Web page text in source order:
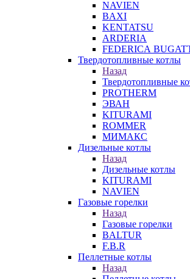
NAVIEN
BAXI
KENTATSU
ARDERIA
FEDERICА
Твердотопливные котлы
Назад
Твердотопливные
PROTHERM
ЭВАН
KITURAMI
ROMMER
МИМАКС
Дизельные котлы
Назад
Дизельные котлы
KITURAMI
NAVIEN
Газовые горелки
Назад
Газовые горелки
BALTUR
F.B.R
Пеллетные котлы
Назад